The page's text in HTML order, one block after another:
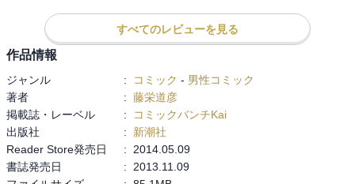
すべてのレビューを見る
作品情報
ジャンル : コミック - 男性コミック
著者
: 藤栄道彦
掲載誌・レーベル
:
コミックバンチKai
出版社
:
新潮社
Reader Store発売日
:
2014.05.09
書誌発売日
:
2013.11.09